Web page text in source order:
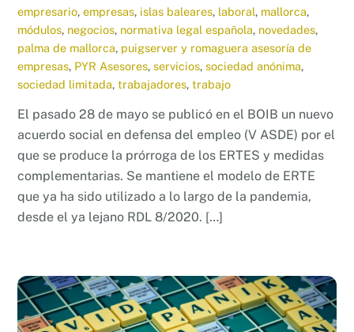
empresario,empresas, islas baleares, laboral, mallorca,
módulos, negocios, normativa legal española, novedades,
palma de mallorca, puigserver y romaguera asesoría de
empresas, PYR Asesores,servicios,sociedad anónima,
sociedad limitada,trabajadores,trabajo
El pasado 28 de mayo se publicó en el BOIB un nuevo
acuerdo social en defensa del empleo (V ASDE) por el
que se produce la prórroga de los ERTES y medidas
complementarias. Se mantiene el modelo de ERTE
que ya ha sido utilizado a lo largo de la pandemia,
desde el ya lejano RDL 8/2020. […]